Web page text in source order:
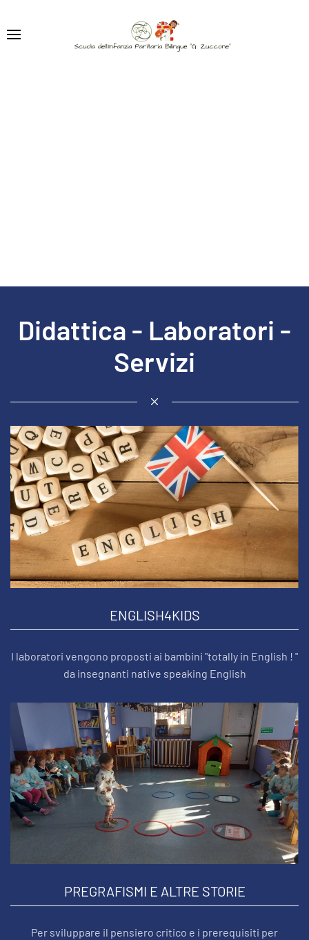
Didattica - Laboratori -
Servizi
ENGLISH4KIDS
I laboratori vengono proposti ai bambini "totally in English ! "
da insegnanti native speaking English
PREGRAFISMI E ALTRE STORIE
Per sviluppare il pensiero critico e i prerequisiti per